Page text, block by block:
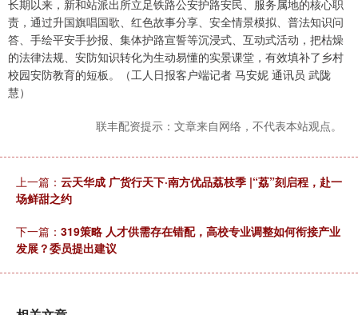
长期以来，新和站派出所立足铁路公安护路安民、服务属地的核心职
责，通过升国旗唱国歌、红色故事分享、安全情景模拟、普法知识问
答、手绘平安手抄报、集体护路宣誓等沉浸式、互动式活动，把枯燥
的法律法规、安防知识转化为生动易懂的实景课堂，有效填补了乡村
校园安防教育的短板。（工人日报客户端记者 马安妮 通讯员 武陇
慧）
联丰配资提示：文章来自网络，不代表本站观点。
上一篇： 云天华成 广货行天下·南方优品荔枝季 |“荔”刻启程，赴一
场鲜甜之约
下一篇： 319策略 人才供需存在错配，高校专业调整如何衔接产业
发展？委员提出建议